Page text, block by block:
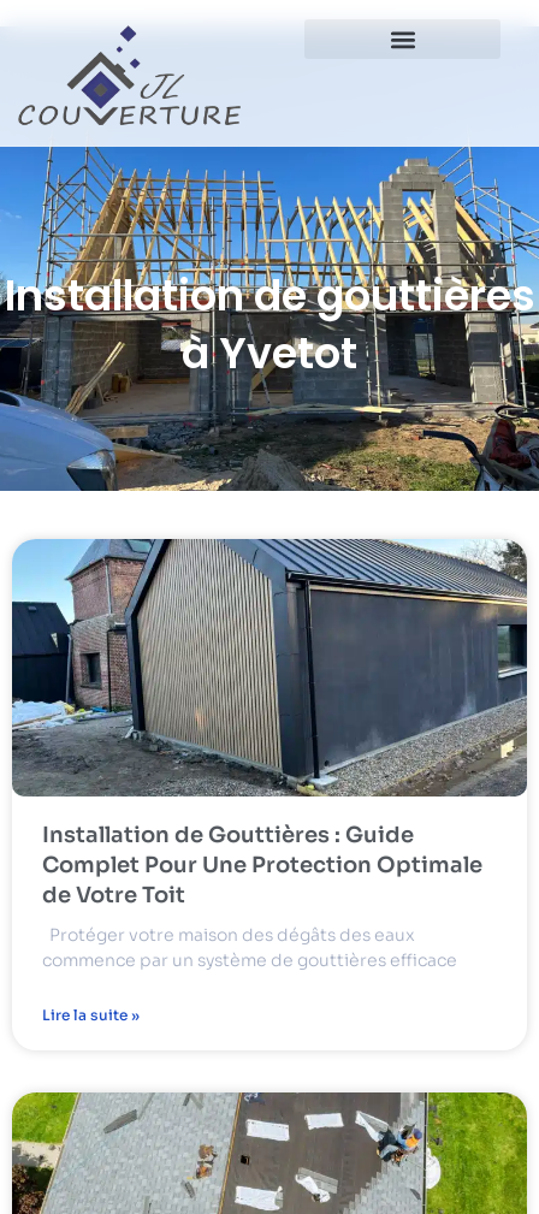
Installation de gouttières
à Yvetot
Installation de Gouttières : Guide
Complet Pour Une Protection Optimale
de Votre Toit
Protéger votre maison des dégâts des eaux
commence par un système de gouttières efficace
Lire la suite »